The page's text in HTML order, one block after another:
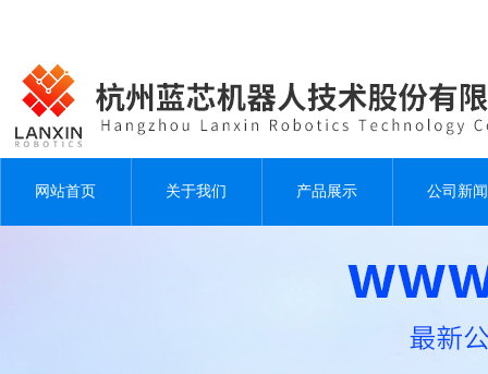
网站首页 关于我们 产品展示 公司新闻